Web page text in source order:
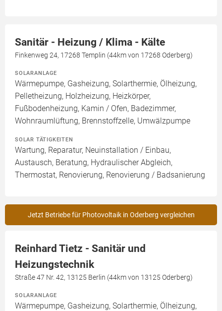
Sanitär - Heizung / Klima - Kälte
Finkenweg 24, 17268 Templin (44km von 17268 Oderberg)
SOLARANLAGE
Wärmepumpe, Gasheizung, Solarthermie, Ölheizung,
Pelletheizung, Holzheizung, Heizkörper,
Fußbodenheizung, Kamin / Ofen, Badezimmer,
Wohnraumlüftung, Brennstoffzelle, Umwälzpumpe
SOLAR TÄTIGKEITEN
Wartung, Reparatur, Neuinstallation / Einbau,
Austausch, Beratung, Hydraulischer Abgleich,
Thermostat, Renovierung, Renovierung / Badsanierung
Jetzt Betriebe für Photovoltaik in Oderberg vergleichen
Reinhard Tietz - Sanitär und
Heizungstechnik
Straße 47 Nr. 42, 13125 Berlin (44km von 13125 Oderberg)
SOLARANLAGE
Wärmepumpe, Gasheizung, Solarthermie, Ölheizung,